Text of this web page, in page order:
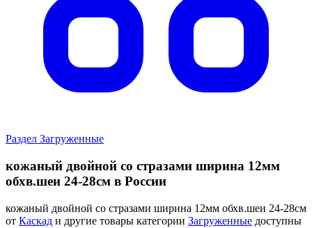
Раздел Загруженные
кожаный двойной со стразами ширина 12мм
обхв.шеи 24-28см в России
кожаный двойной со стразами ширина 12мм обхв.шеи 24-28см
от Каскад и другие товары категории Загруженные доступны